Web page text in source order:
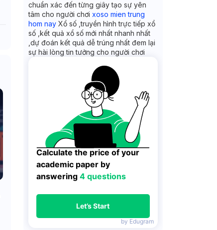
chuẩn xác đến từng giây tạo sự yên
tâm cho người chơi xoso mien trung
hom nayXổ số ,truyền hình trực tiếp xổ
số ,kết quả xổ số mới nhất nhanh nhất
,dự đoán kết quả dễ trúng nhất đem lại
sự hài lòng tin tưởng cho người chơi
Calculate the price of your
academic paper by
answering 4 questions
Let’s Start
by Edugram